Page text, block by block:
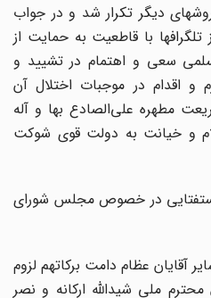
دیگر تکرار شد و در جواب
با قاطعیت به حمایت از
سعی و اهتمام در تشیید و
اقدام در موجبات اختلال آن
مطهره علی‌الصادع بها و آله
و خیانت به دولت قوی شوکت
در خصوص مجلس شورای
آقایان عظام دامت برکاتهم لزوم
ملی شیدالله ارکانه و نصر